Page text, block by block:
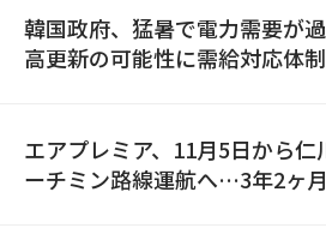
韓国政府、猛暑で電力需要が
高更新の可能性に需給対応体
エアプレミア、11月5日から仁
ーチミン路線運航へ…3年2ヶ